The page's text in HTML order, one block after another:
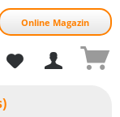
Online Magazin